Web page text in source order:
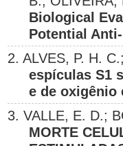
Biological
Potential
2. ALVES, P. H.
espículas S1
e de oxigênio
3. VALLE, E. D.;
MORTE